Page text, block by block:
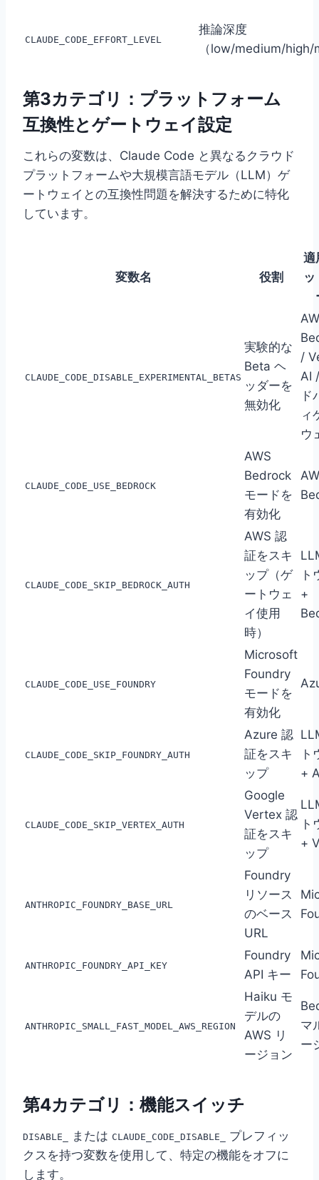
CLAUDE_CODE_EFFORT_LEVEL
推論深度
（low/medium/
第3カテゴリ：プラットフォーム
互換性とゲートウェイ設定
これらの変数は、Claude Code と異なるクラウド
プラットフォームや大規模言語モデル（LLM）ゲ
ートウェイとの互換性問題を解決するために特化
しています。
変数名 役割
適
ッ
CLAUDE_CODE_DISABLE_EXPERIMENTAL_BETAS
実験的な
Beta ヘ
ッダーを
無効化
/
AI
ド
ィ
ウ
CLAUDE_CODE_USE_BEDROCK
AWS
Bedrock
モードを
有効化
CLAUDE_CODE_SKIP_BEDROCK_AUTH
AWS 認
証をスキ
ップ（ゲ
ートウェ
イ使用
時）
ト
+
CLAUDE_CODE_USE_FOUNDRY
Microsoft
Foundry
モードを
有効化
CLAUDE_CODE_SKIP_FOUNDRY_AUTH
Azure 認
証をスキ
ップ
ト
+
CLAUDE_CODE_SKIP_VERTEX_AUTH
Google
Vertex 認
証をスキ
ップ
ト
+
ANTHROPIC_FOUNDRY_BASE_URL
Foundry
リソース
のベース
URL
ANTHROPIC_FOUNDRY_API_KEY
Foundry
API キー
ANTHROPIC_SMALL_FAST_MODEL_AWS_REGION
Haiku モ
デルの
AWS リ
ージョン
マ
ー
第4カテゴリ：機能スイッチ
DISABLE_ または CLAUDE_CODE_DISABLE_
プレフィッ
クスを持つ変数を使用して、特定の機能をオフに
します。